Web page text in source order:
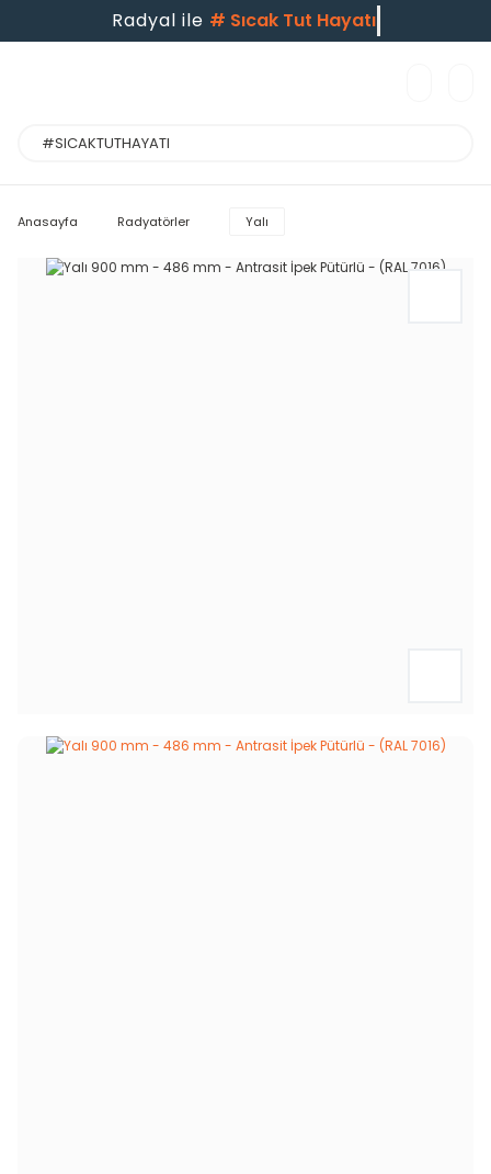
Radyal ile # Sıcak Tut Hayatı
Anasayfa Radyatörler Yalı